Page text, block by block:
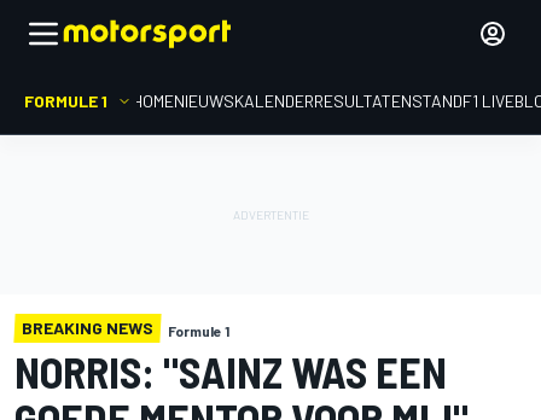
FORMULE 1 HOMENIEUWSKALENDERRESULTATENSTANDF1
BREAKING NEWS Formule 1
NORRIS: "SAINZ WAS EEN